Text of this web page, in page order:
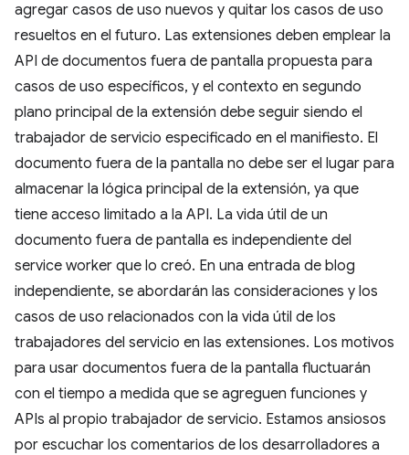
agregar casos de uso nuevos y quitar los casos de uso
resueltos en el futuro. Las extensiones deben emplear la
API de documentos fuera de pantalla propuesta para
casos de uso específicos, y el contexto en segundo
plano principal de la extensión debe seguir siendo el
trabajador de servicio especificado en el manifiesto. El
documento fuera de la pantalla no debe ser el lugar para
almacenar la lógica principal de la extensión, ya que
tiene acceso limitado a la API. La vida útil de un
documento fuera de pantalla es independiente del
service worker que lo creó. En una entrada de blog
independiente, se abordarán las consideraciones y los
casos de uso relacionados con la vida útil de los
trabajadores del servicio en las extensiones. Los motivos
para usar documentos fuera de la pantalla fluctuarán
con el tiempo a medida que se agreguen funciones y
APIs al propio trabajador de servicio. Estamos ansiosos
por escuchar los comentarios de los desarrolladores a